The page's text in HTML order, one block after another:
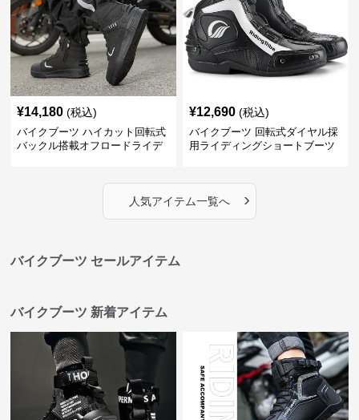
¥14,180 (税込)
バイクブーツ ハイカット回転式
バックル搭載オフロードライデ
¥12,690 (税込)
バイクブーツ 回転式ダイヤル採
用ライディングショートブーツ
人気アイテム一覧へ ›
バイクブーツ セールアイテム
バイクブーツ 新着アイテム